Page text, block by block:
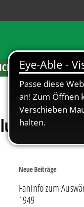
Neue Beiträge
Faninfo zum
1949